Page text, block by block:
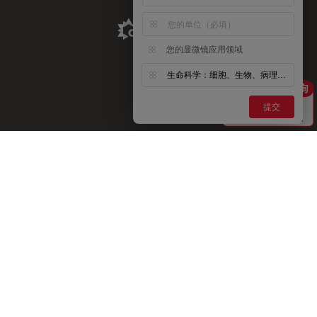
Aldevron Link
您的显微镜应用领域
生命科学：细胞、生物、病理、神经等
提交